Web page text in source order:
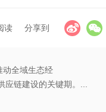
读 分享到
动全域生态经
链建设的关键期。...